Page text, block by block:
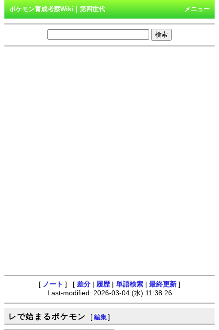
メニュー
ポケモン育成考察Wiki｜第四世代
[ ノート ] [ 差分 履歴 単語検索 最終更新 ]
Last-modified: 2026-03-04 (水) 11:38:26
レで始まるポケモン [ 編集 ]